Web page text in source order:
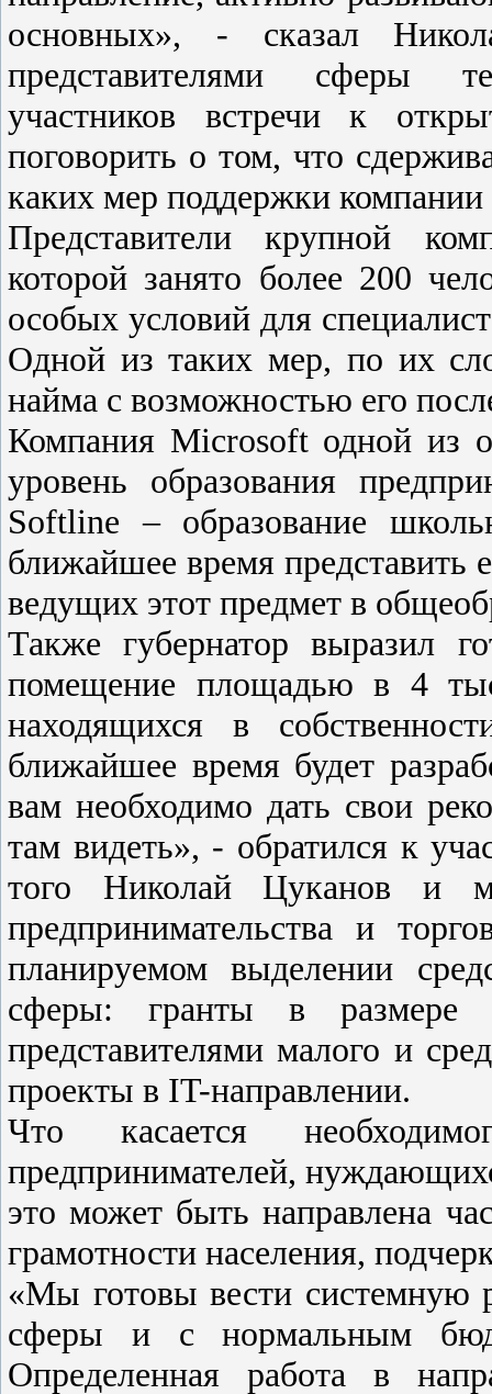
основных», - сказал
представителями сферы
участников встречи к
поговорить о том, что
каких мер поддержки
Представители крупной
которой занято более 200
особых условий для
Одной из таких мер, по их
найма с возможностью его
Компания Microsoft одной из
уровень образования
Softline – образование
ближайшее время представить
ведущих этот предмет в
Также губернатор выразил
помещение площадью в 4
находящихся в
ближайшее время будет
вам необходимо дать свои
там видеть», - обратился к
того Николай Цуканов и
предпринимательства и
планируемом выделении
сферы: гранты в
представителями малого и
проекты в IT-направлении.
Что касается
предпринимателей,
это может быть направлена
грамотности населения,
«Мы готовы вести системную
сферы и с нормальным
Определенная работа в